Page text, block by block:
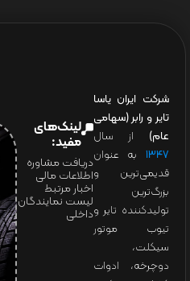
شرکت ایران یاسا
تایر و رابر (سهامی
عام) از سال
۱۳۴۷ به عنوان
قدیمی‌ترین و
بزرگ‌ترین
تولیدکننده تایر و
تیوب موتور
سیکلت،
دوچرخه، ادوات
لینک‌های
مفید:
دریافت مشاوره
اطلاعات مالی
اخبار مرتبط
لیست نمایندگان
داخلی